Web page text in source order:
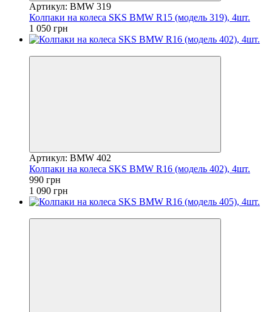
Артикул: BMW 319
Колпаки на колеса SKS BMW R15 (модель 319), 4шт.
1 050 грн
Артикул: BMW 402
Колпаки на колеса SKS BMW R16 (модель 402), 4шт.
990 грн
1 090 грн